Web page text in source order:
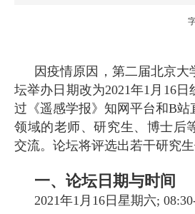
因疫情原因， 第二届北京大
坛举办日期改为2021年1 月 16日
过 《遥感学报》 知网平台和B站
领域的老师、研究生、博士后
交流。 论坛将评选出若干研究
一、论坛日期与时间
2021年1 月 16日星期六; 08:30